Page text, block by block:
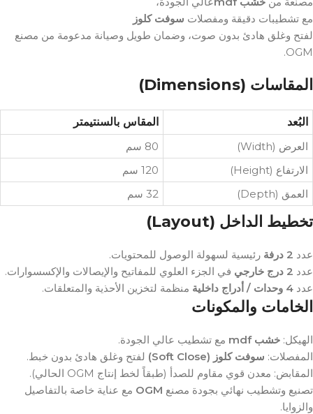
مع تشطيبات دقيقة ومفصلات سوفت كلوز
لفتح وغلق هادئ بدون صوت، وضمان طويل وصيانة مدعومة من مصنع
OGM.
المقاسات (Dimensions)
البُعد
المقاس بالسنتيمتر
العرض (Width)
80 سم
الارتفاع (Height)
120 سم
العمق (Depth)
32 سم
تخطيط الداخل (Layout)
عدد 2 درفة
رئيسية لسهولة الوصول للمحتويات.
عدد 2 درج خارجي
في الجزء العلوي للمفاتيح والإيصالات والإكسسوارات.
عدد 4 وحدات / أدراج داخلية منظمة لتخزين الأحذية والمتعلقات.
الخامات والمكونات
الهيكل: خشب mdf
مع تشطيب عالي الجودة.
المفصلات: سوفت كلوز (Soft Close)
لفتح وغلق هادئ بدون خبط.
المقابض: معدن قوي مقاوم للصدأ (طبقاً لخط إنتاج OGM الحالي).
تصنيع وتشطيب نهائي بجودة مصنع OGM مع عناية خاصة بالتفاصيل
والزوايا.